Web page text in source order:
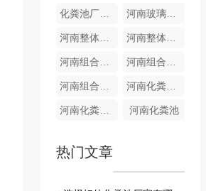
化粪池厂家销售批发 河南玻璃钢化粪池厂家
河南整体化粪池厂家 河南整体化粪池
河南组合式化粪池销售 河南组合式化粪池厂家
河南组合式化粪池 河南化粪池销售
河南化粪池厂家 河南化粪池
热门文章